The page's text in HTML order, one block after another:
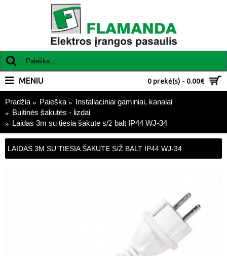
0 prekė(s) - 0.00€
MENIU
Pradžia Paieška
Instaliaciniai gaminiai, kanalai
Buitinės šakutės - lizdai
Laidas 3m su tiesia šakute s/ž balt IP44 WJ-34
LAIDAS 3M SU TIESIA ŠAKUTE S/Ž BALT IP44 WJ-34